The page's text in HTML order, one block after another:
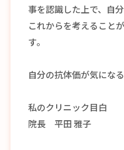
事を認識した上で、自
これからを考えること
す。
自分の抗体価が気にな
私のクリニック目白
院長 平田 雅子